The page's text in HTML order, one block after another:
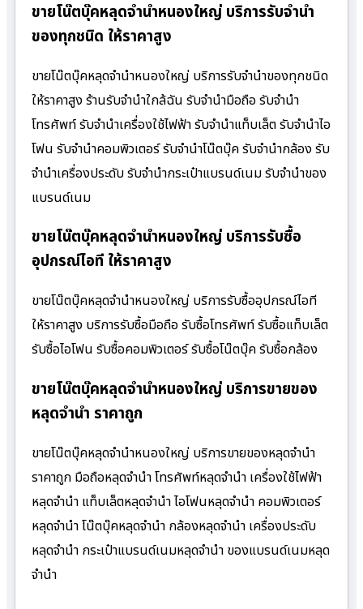
ขายโน๊ตบุ๊คหลุดจำนำหนองใหญ่ บริการรับจำนำ
ของทุกชนิด ให้ราคาสูง
ขายโน๊ตบุ๊คหลุดจำนำหนองใหญ่ บริการรับจำนำของทุกชนิด
ให้ราคาสูง ร้านรับจํานําใกล้ฉัน รับจำนำมือถือ รับจำนำ
โทรศัพท์ รับจำนำเครื่องใช้ไฟฟ้า รับจำนำแท็บเล็ต รับจำนำไอ
โฟน รับจำนำคอมพิวเตอร์ รับจำนำโน๊ตบุ๊ค รับจำนำกล้อง รับ
จำนำเครื่องประดับ รับจำนำกระเป๋าแบรนด์เนม รับจำนำของ
แบรนด์เนม
ขายโน๊ตบุ๊คหลุดจำนำหนองใหญ่ บริการรับซื้อ
อุปกรณ์ไอที ให้ราคาสูง
ขายโน๊ตบุ๊คหลุดจำนำหนองใหญ่ บริการรับซื้ออุปกรณ์ไอที
ให้ราคาสูง บริการรับซื้อมือถือ รับซื้อโทรศัพท์ รับซื้อแท็บเล็ต
รับซื้อไอโฟน รับซื้อคอมพิวเตอร์ รับซื้อโน๊ตบุ๊ค รับซื้อกล้อง
ขายโน๊ตบุ๊คหลุดจำนำหนองใหญ่ บริการขายของ
หลุดจำนำ ราคาถูก
ขายโน๊ตบุ๊คหลุดจำนำหนองใหญ่ บริการขายของหลุดจำนำ
ราคาถูก มือถือหลุดจำนำ โทรศัพท์หลุดจำนำ เครื่องใช้ไฟฟ้า
หลุดจำนำ แท็บเล็ตหลุดจำนำ ไอโฟนหลุดจำนำ คอมพิวเตอร์
หลุดจำนำ โน๊ตบุ๊คหลุดจำนำ กล้องหลุดจำนำ เครื่องประดับ
หลุดจำนำ กระเป๋าแบรนด์เนมหลุดจำนำ ของแบรนด์เนมหลุด
จำนำ